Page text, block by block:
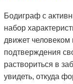
Бодиграф с
набор
движет человеком
подтверждения
раствориться в
увидеть, откуда